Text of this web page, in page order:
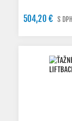
504,20 € S DPH